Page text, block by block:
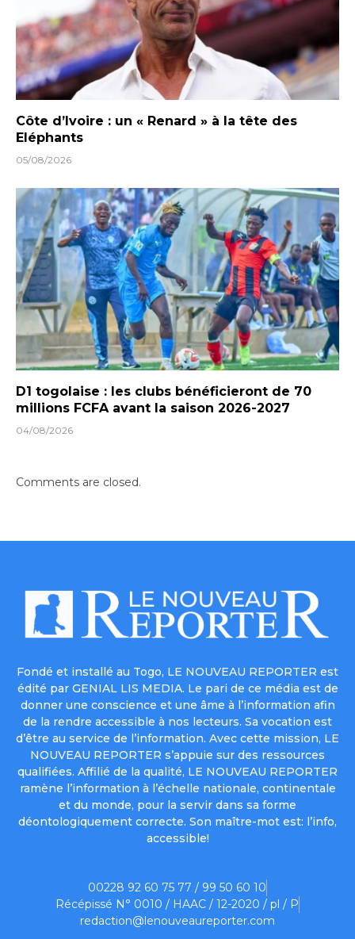
Côte d’Ivoire : un « Renard » à la tête des
Eléphants
05/08/2026
D1 togolaise : les clubs bénéficieront de 70
millions FCFA avant la saison 2026-2027
04/08/2026
Comments are closed.
Fondé et installé au Togo, LE NOUVEAU REPORTER est
édité par GENIAL LIS MEDIA. Le pari de ce média est de
donner une conscience et une âme à l’information afin
de la rendre accessible à nos lecteurs. Sa vocation est
d’être au service de l’information. Avec cette mission, LE
NOUVEAU REPORTER s’appuie sur des ressources
qualifiées. Affilié de la qualité, LE NOUVEAU REPORTER
ramène l’information à l’échelle nationale, continentale
et du monde, pour la servir dans sa forme
déontologiquement correcte. Son maître-mot est: l’info,
accessible!
00228 92 60 75 77 / 99 50 60 10
Récépissé N° 0010 / HAAC / 12-2020 / pl / P
redaction@lenouveaureporter.com